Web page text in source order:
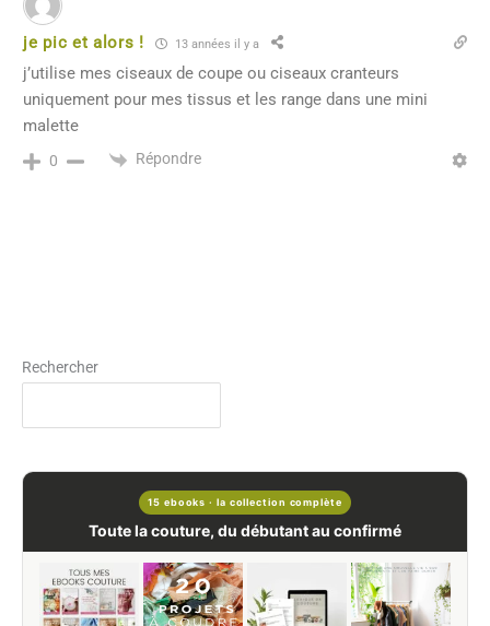
je pic et alors ! 13 années il y a
j’utilise mes ciseaux de coupe ou ciseaux cranteurs
uniquement pour mes tissus et les range dans une mini
malette
0 Répondre
Rechercher
15 ebooks · la collection complète
Toute la couture, du débutant au confirmé